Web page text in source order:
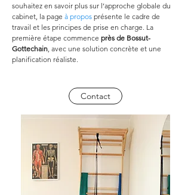
souhaitez en savoir plus sur l’approche globale du
cabinet, la page à propos présente le cadre de
travail et les principes de prise en charge. La
première étape commence près de Bossut-
Gottechain, avec une solution concrète et une
planification réaliste.
Contact